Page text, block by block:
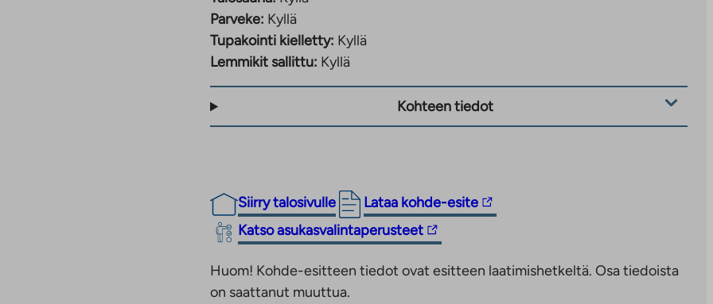
Parveke: Kyllä
Tupakointi kielletty: Kyllä
Lemmikit sallittu: Kyllä
Kohteen tiedot
Siirry talosivulle Lataa kohde-esite
Linkki
vie
ulkopuoliseen
palveluun.
Katso asukasvalintaperusteet
Linkki
ulkopuoliseen
palveluun.
Huom! Kohde-esitteen tiedot ovat esitteen laatimishetkeltä. Osa tiedoista
on saattanut muuttua.